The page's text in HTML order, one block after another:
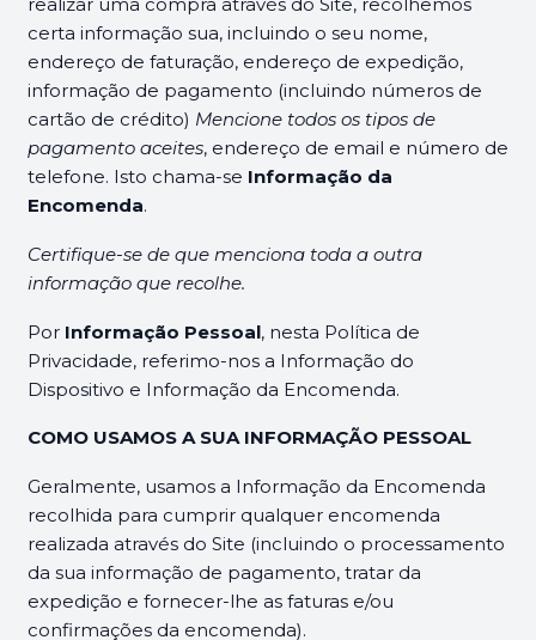
certa informação sua, incluindo o seu nome,
endereço de faturação, endereço de expedição,
informação de pagamento (incluindo números de
cartão de crédito) Mencione todos os tipos de
pagamento aceites, endereço de email e número de
telefone. Isto chama-se Informação da
Encomenda.
Certifique-se de que menciona toda a outra
informação que recolhe.
Por Informação Pessoal, nesta Política de
Privacidade, referimo-nos a Informação do
Dispositivo e Informação da Encomenda.
COMO USAMOS A SUA INFORMAÇÃO PESSOAL
Geralmente, usamos a Informação da Encomenda
recolhida para cumprir qualquer encomenda
realizada através do Site (incluindo o processamento
da sua informação de pagamento, tratar da
expedição e fornecer-lhe as faturas e/ou
confirmações da encomenda).